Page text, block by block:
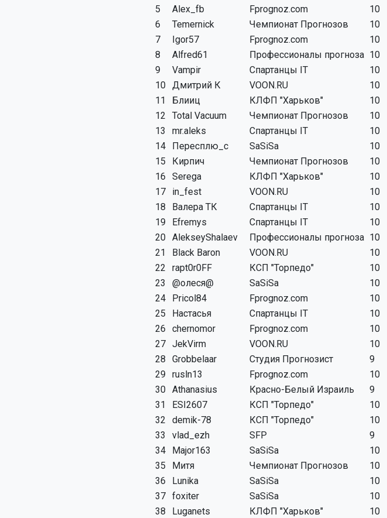
5
Alex_fb Fprognoz.com 10
6
Temernick Чемпионат Прогнозов 10
7
Igor57 Fprognoz.com 10
8
Alfred61 Профессионалы прогноза 10
9
Vampir Спартанцы IT 10
10 Дмитрий К VOON.RU 10
11
Блииц КЛФП "Харьков" 10
12
Total Vacuum Чемпионат Прогнозов 10
13
mr.aleks Спартанцы IT 10
14
Пересплю_с SaSiSa 10
15
Кирпич Чемпионат Прогнозов 10
16
Serega КЛФП "Харьков" 10
17
in_fest VOON.RU 10
18
Валера ТК Спартанцы IT 10
19
Efremys Спартанцы IT 10
20 AlekseyShalaev Профессионалы прогноза 10
21
Black Baron VOON.RU 10
22
rapt0r0FF КСП "Торпедо" 10
23
@олеся@ SaSiSa 10
24
Pricol84 Fprognoz.com 10
25
Настасья Спартанцы IT 10
26
chernomor Fprognoz.com 10
27 JekVirm VOON.RU 10
28
Grobbelaar Студия Прогнозист 9
29 rusln13 Fprognoz.com 10
30 Athanasius Красно-Белый Израиль 9
31
ESI2607 КСП "Торпедо" 10
32
demik-78 КСП "Торпедо" 10
33
vlad_ezh SFP 9
34
Major163 SaSiSa 10
35
Митя Чемпионат Прогнозов 10
36
Lunika SaSiSa 10
37 foxiter SaSiSa 10
38
Luganets КЛФП "Харьков" 10